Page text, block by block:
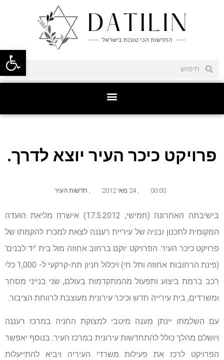
פתח
פרויקט כיכר העיר יוצא לדרך.
00:00
, 24 מאי 2012 , חדשות העיר
בישיבתה האחרונה (חמישי, 17.5.2012) אישרה מליאת הועדה
המקומית לתכנון ובניה של עיריית רעננה לצאת למכרז להקמתו של
פרויקט כיכר העיר. הפרויקט יוקם ברחוב אחוזה מול בית 'יד לבנים'
(פינת הרחובות אחוזה ותל חי) ויכלול חניון תת-קרקעי ל- 1,000 כלי
רכב ברמת ביצוע ותפעול מהמתקדמות בעולם, שני בנייני מסחר
ומשרדים, בית עירייה חדש וכיכר עירונית מעוצבת לרווחת הציבור.
עם השלמתו יינתן מענה מיטבי למצוקת החניה במרכז רעננה
ויושלם מהלך כולל להתחדשות עירונית במרכז העיר. בנוסף יאפשר
הפרויקט לרכז את פעילות משרדי העיריה ויביא להתייעלות